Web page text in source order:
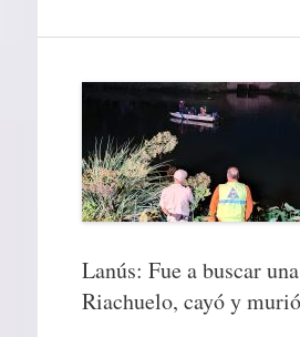
Lanús: Fue a buscar
Riachuelo, cayó y